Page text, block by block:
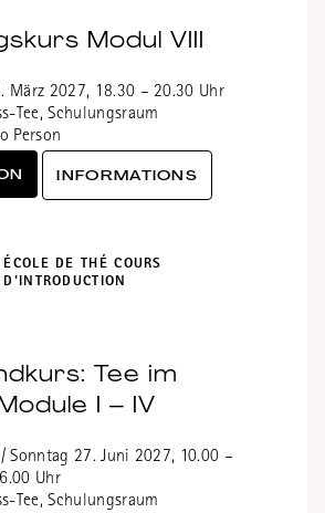
Modul VIII
März 2027, 18.30 – 20.30 Uhr
Tee, Schulungsraum
Person
INFORMATIONS
ÉCOLE DE THÉ COURS
D'INTRODUCTION
Tee im
I – IV
Sonntag 27. Juni 2027, 10.00 –
Uhr
Tee, Schulungsraum